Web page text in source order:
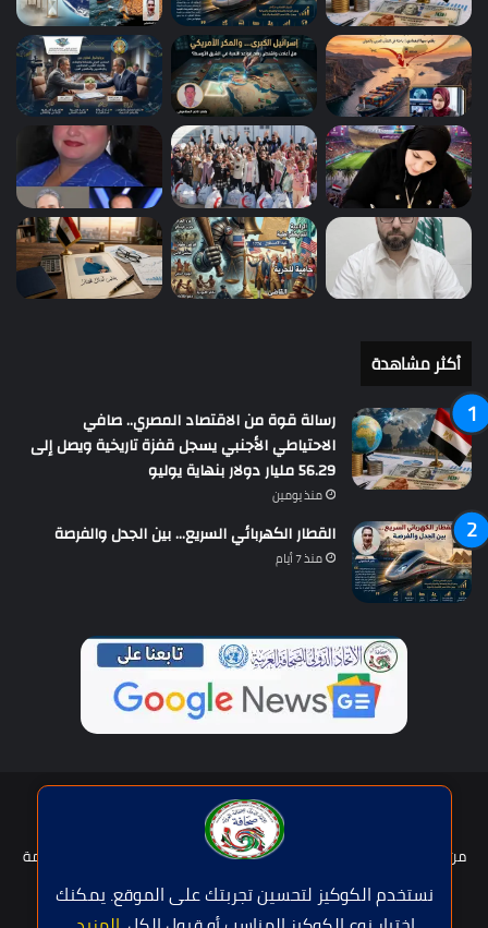
نستخدم الكوكيز لتحسين تجربتك على الموقع. يمكنك
أكثر مشاهدة
رسالة قوة من الاقتصاد المصري.. صافي
الاحتياطي الأجنبي يسجل قفزة تاريخية ويصل إلى
56.29 مليار دولار بنهاية يوليو
منذ يومين
القطار الكهربائي السريع… بين الجدل والفرصة
منذ 7 أيام
حقوق النشر © | جميع الحقوق محفوظة للاتحاد الدولى للصحافة العربية
2026
من نحن؟
عضوية الإتحاد سياسة الخصوصية
شروط الخدمة